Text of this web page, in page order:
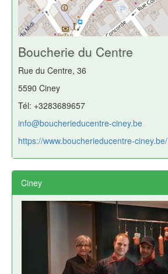
Boucherie du Centre
Rue du Centre, 36
5590 Ciney
Tél: +3283689657
info@boucherieducentre-ciney.be
https://www.boucherieducentre-ciney.be/
Ciney